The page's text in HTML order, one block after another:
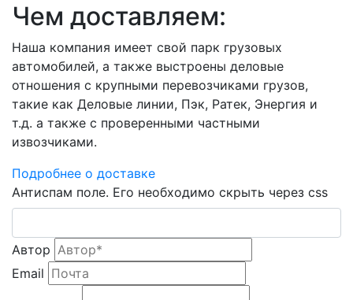
Чем доставляем:
Наша компания имеет свой парк грузовых
автомобилей, а также выстроены деловые
отношения с крупными перевозчиками грузов,
такие как Деловые линии, Пэк, Ратек, Энергия и
т.д. а также с проверенными частными
извозчиками.
Подробнее о доставке
Антиспам поле. Его необходимо скрыть через css
Автор
Email